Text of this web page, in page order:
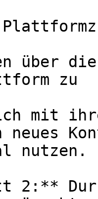
über
zu
mit
nutzen.
2:**